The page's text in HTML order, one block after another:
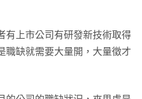
有上市公司有研發新技術取得
職缺就需要大量開，大量徵才